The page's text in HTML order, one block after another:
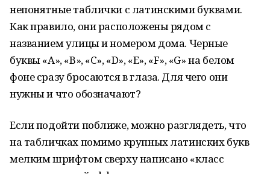
непонятные таблички с латинскими буквами.
Как правило, они расположены рядом с
названием улицы и номером дома. Черные
буквы «A», «B», «C», «D», «E», «F», «G» на белом
фоне сразу бросаются в глаза. Для чего они
нужны и что обозначают?
Если подойти поближе, можно разглядеть, что
на табличках помимо крупных латинских букв
мелким шрифтом сверху написано «класс